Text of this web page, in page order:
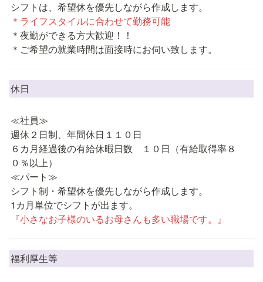
＊ライフスタイルに合わせて勤務可能
＊夜勤ができる方大歓迎！！
＊ご希望の就業時間は面接時にお伺い致します。
休日
≪社員≫
週休２日制、年間休日１１０日
６カ月経過後の有給休暇日数　１０日（有給取得率８
０％以上）
≪パート≫
シフト制・希望休を優先しながら作成します。
『小さなお子様のいるお母さんも多い職場です。』
福利厚生等